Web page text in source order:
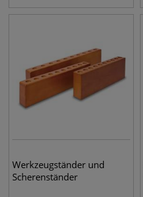
Werkzeugständer und
Scherenständer